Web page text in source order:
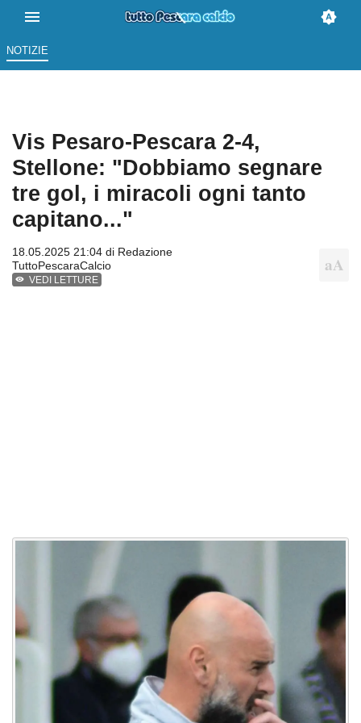
NOTIZIE
Vis Pesaro-Pescara 2-4,
Stellone: "Dobbiamo segnare
tre gol, i miracoli ogni tanto
capitano..."
18.05.2025 21:04 di Redazione
TuttoPescaraCalcio
VEDI LETTURE